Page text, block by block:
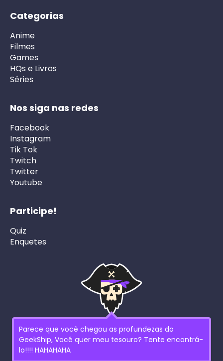
Categorias
Anime
Filmes
Games
HQs e Livros
Séries
Nos siga nas redes
Facebook
Instagram
Tik Tok
Twitch
Twitter
Youtube
Participe!
Quiz
Enquetes
Parece que você chegou as profundezas do
GeekShip, Você quer meu tesouro? Tente encontrá-
lo!!!! HAHAHAHA